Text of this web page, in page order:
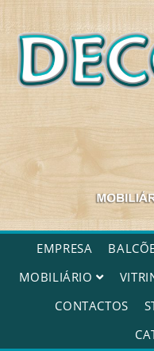
EMPRESA
MOBILIÁRIO
CONTACTOS